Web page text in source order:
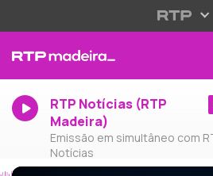
RTP Notícias (RTP
Madeira)
Emissão em simultâneo com
Notícias